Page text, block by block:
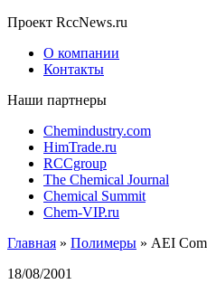
Проект RccNews.ru
О компании
Контакты
Наши партнеры
Chemindustry.com
HimTrade.ru
RCCgroup
The Chemical Journal
Chemical Summit
Chem-VIP.ru
Главная » Полимеры » AEI
18/08/2001